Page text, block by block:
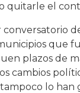
quitarle el
que
plazos de
cambios
lo han